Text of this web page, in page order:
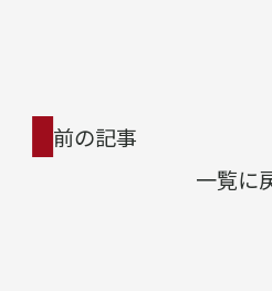
前の記事
一覧に